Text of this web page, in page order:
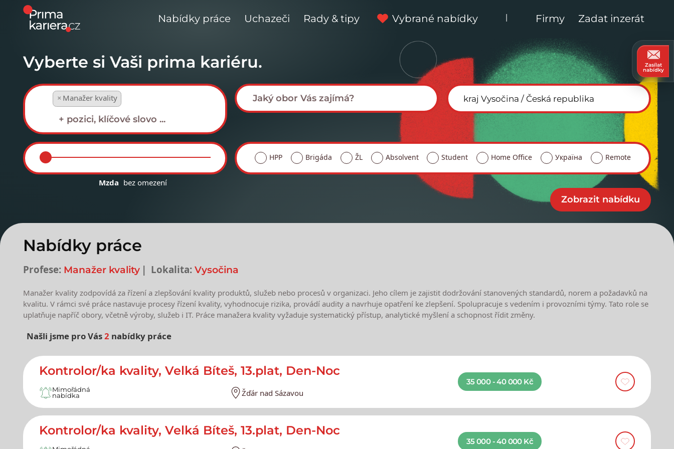
Nabídky práce Uchazeči Rady & tipy Vybrané nabídky | Firmy Zadat inzerát
Vyberte si Vaši prima kariéru.
× Manažer kvality
Mzda bez omezení
HPP Brigáda ŽL Absolvent Student Home Office Україна Remote
Nabídky práce
Profese: Manažer kvality Lokalita: Vysočina
Manažer kvality zodpovídá za řízení a zlepšování kvality produktů, služeb nebo procesů v organizaci. Jeho cílem je zajistit dodržování stanovených standardů, norem a požadavků na
kvalitu. V rámci své práce nastavuje procesy řízení kvality, vyhodnocuje rizika, provádí audity a navrhuje opatření ke zlepšení. Spolupracuje s vedením i provozními týmy. Tato role se
uplatňuje napříč obory, včetně výroby, služeb i IT. Práce manažera kvality vyžaduje systematický přístup, analytické myšlení a schopnost řídit změny.
Našli jsme pro Vás2 nabídky práce
Nejnovější nabídky práce
Kontrolor/ka kvality, Velká Bíteš, 13.plat, Den-Noc
Mimořádná
nabídka
Žďár nad Sázavou
35 000 - 40 000 Kč
Kontrolor/ka kvality, Velká Bíteš, 13.plat, Den-Noc
35 000 - 40 000 Kč
Zasílat
nabídky